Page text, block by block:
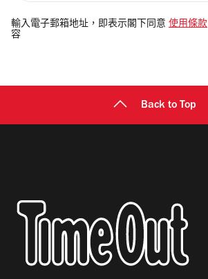
電
郵
輸入電子郵箱地址，即表示閣下同意 使用條款
容
Back to Top